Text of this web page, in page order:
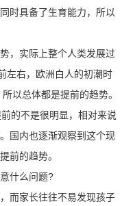
时具备了生育能力，所以
实际上整个人类发展过
左右，欧洲白人的初潮时
以总体都是提前的趋势。
的不是很明显，相对来说
国内也逐渐观察到这个现
前的趋势。
什么问题?
家长往往不易发现孩子